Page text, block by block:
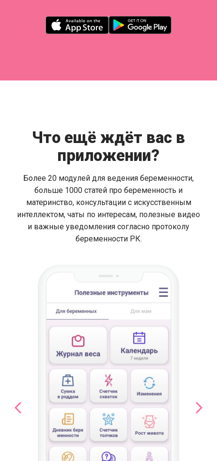
Что ещё ждёт вас в
приложении?
Более 20 модулей для ведения беременности,
больше 1000 статей про беременность и
материнство, консультации с искусственным
интеллектом, чаты по интересам, полезные видео
и важные уведомления согласно протоколу
беременности РК.